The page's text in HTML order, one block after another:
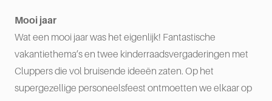
Mooi jaar
Wat een mooi jaar was het eigenlijk! Fantastische
vakantiethema’s en twee kinderraadsvergaderingen met
Cluppers die vol bruisende ideeën zaten. Op het
supergezellige personeelsfeest ontmoetten we elkaar op